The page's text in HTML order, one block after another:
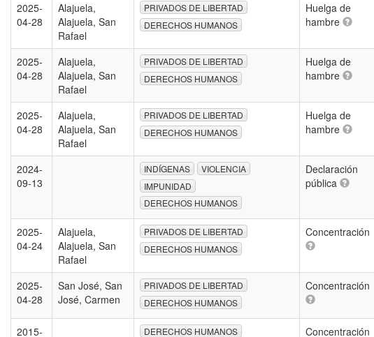
2025-
04-28
Alajuela,
Alajuela, San
Rafael
PRIVADOS DE LIBERTAD
DERECHOS HUMANOS
Huelga de
hambre
2025-
04-28
Alajuela,
Alajuela, San
Rafael
PRIVADOS DE LIBERTAD
DERECHOS HUMANOS
Huelga de
hambre
2025-
04-28
Alajuela,
Alajuela, San
Rafael
PRIVADOS DE LIBERTAD
DERECHOS HUMANOS
Huelga de
hambre
2024-
09-13
INDÍGENAS
VIOLENCIA
IMPUNIDAD
DERECHOS HUMANOS
Declaración
pública
2025-
04-24
Alajuela,
Alajuela, San
Rafael
PRIVADOS DE LIBERTAD
DERECHOS HUMANOS
Concentración
2025-
04-28
San José, San
José, Carmen
PRIVADOS DE LIBERTAD
DERECHOS HUMANOS
Concentración
2015- DERECHOS HUMANOS Concentración